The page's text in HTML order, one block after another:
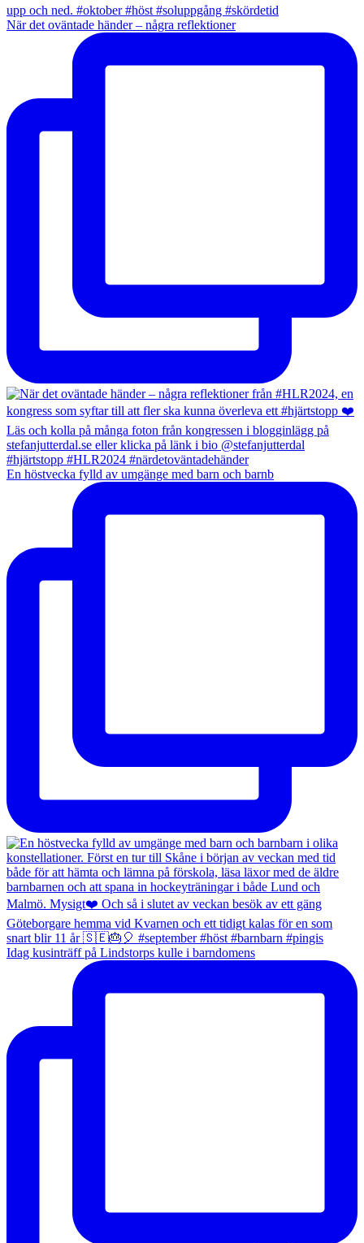
När det oväntade händer – några reflektioner
En höstvecka fylld av umgänge med barn och barnb
Idag kusinträff på Lindstorps kulle i barndomens